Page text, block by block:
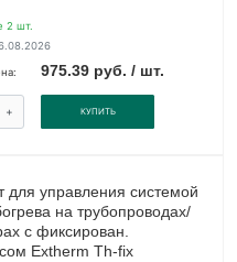
2 шт.
975.39 руб. / шт.
+ КУПИТЬ
для управления системой
на трубопроводах/
с фиксирован.
Extherm Th-fix